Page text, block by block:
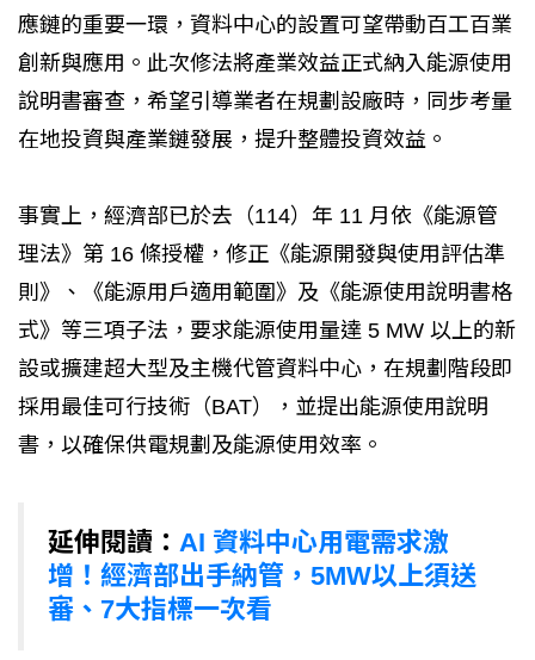
應鏈的重要一環，資料中心的設置可望帶動百工百業
創新與應用。此次修法將產業效益正式納入能源使用
說明書審查，希望引導業者在規劃設廠時，同步考量
在地投資與產業鏈發展，提升整體投資效益。
事實上，經濟部已於去（114）年 11 月依《能源管
理法》第 16 條授權，修正《能源開發與使用評估準
則》、《能源用戶適用範圍》及《能源使用說明書格
式》等三項子法，要求能源使用量達 5 MW 以上的新
設或擴建超大型及主機代管資料中心，在規劃階段即
採用最佳可行技術（BAT），並提出能源使用說明
書，以確保供電規劃及能源使用效率。
延伸閱讀： AI 資料中心用電需求激
增！經濟部出手納管，5MW以上須送
審、7大指標一次看